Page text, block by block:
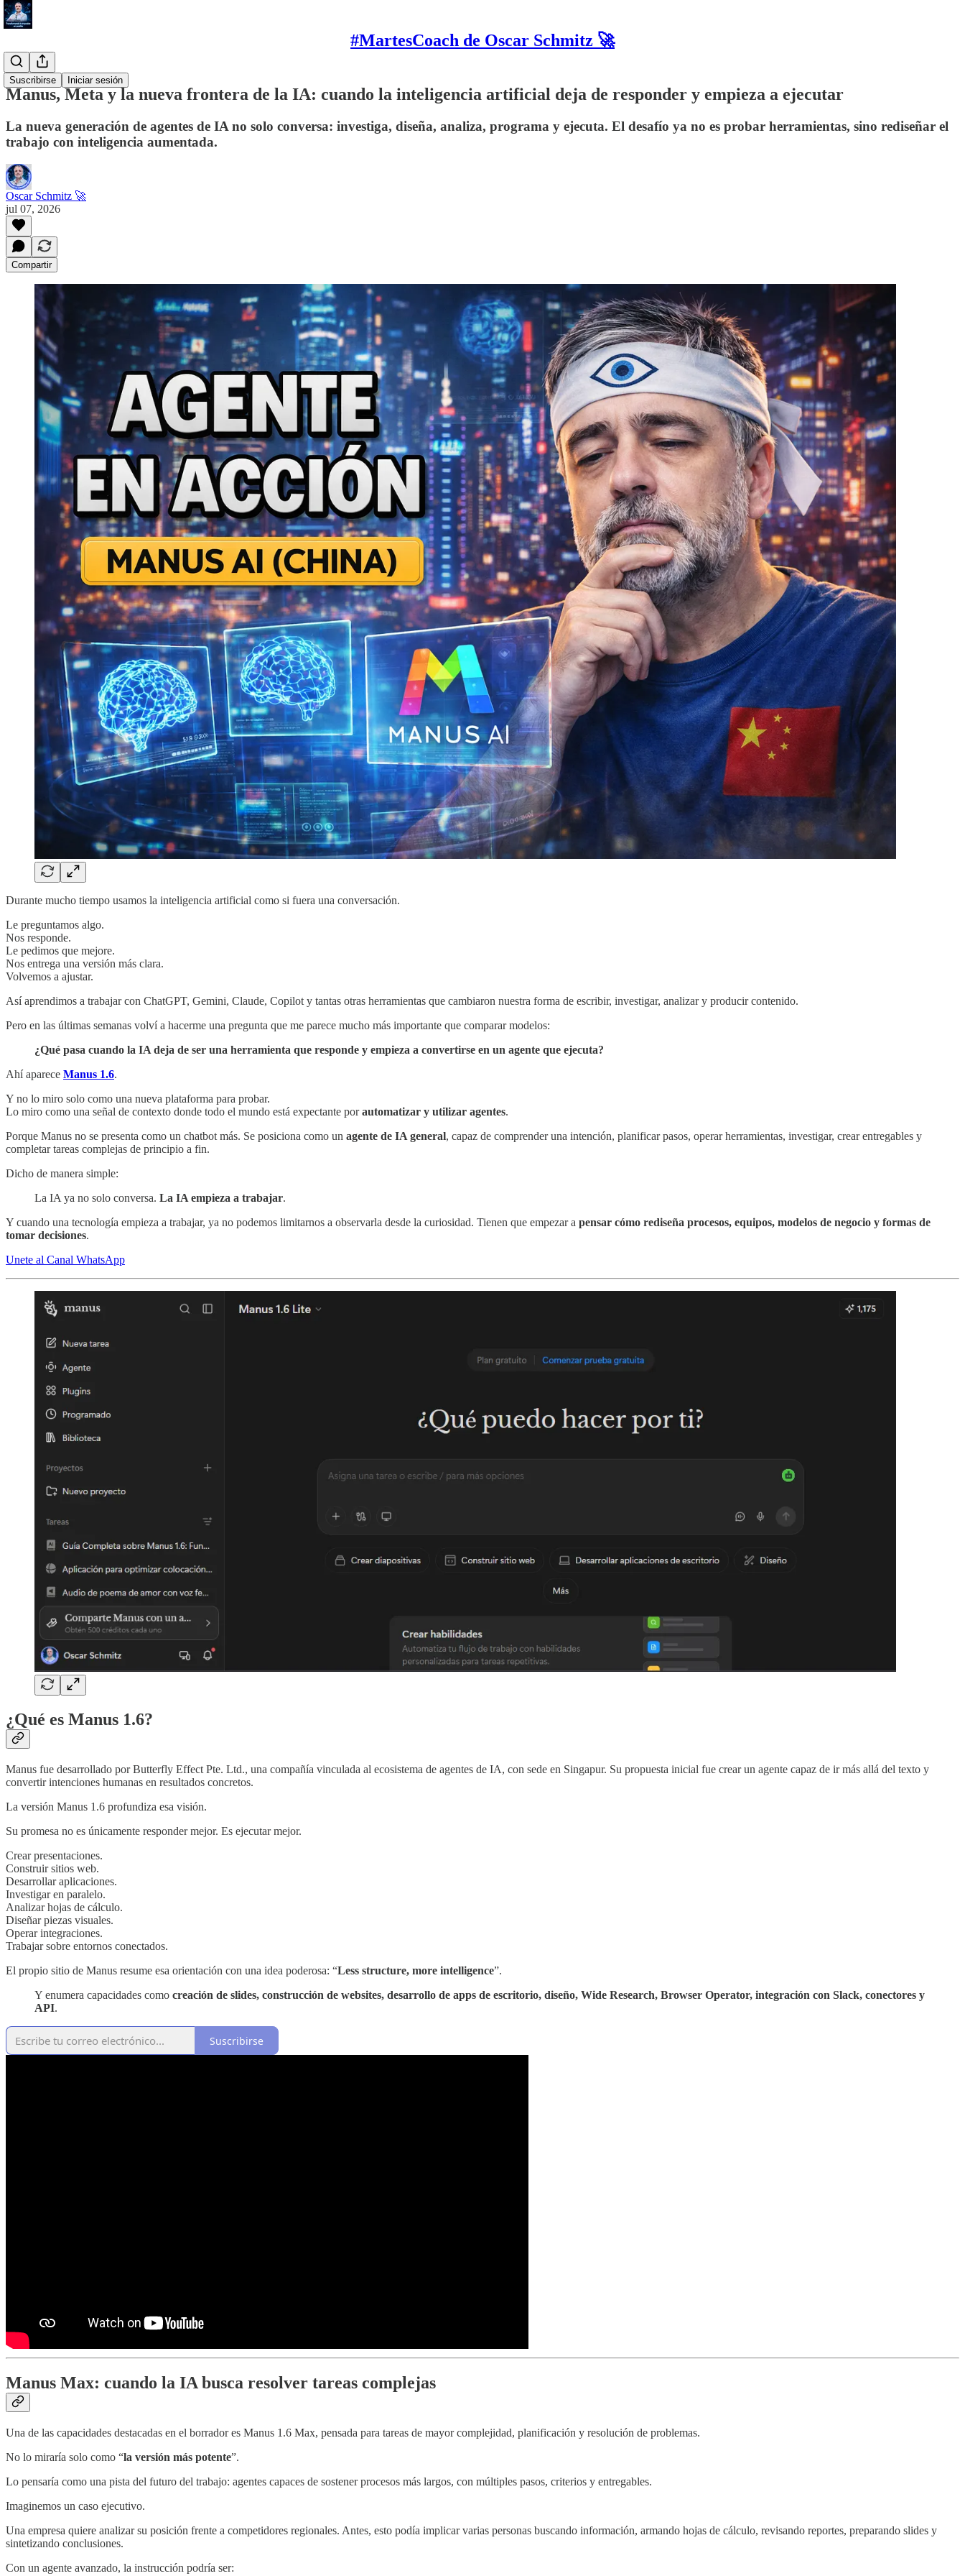
#MartesCoach de Oscar Schmitz 🚀
Suscribirse Iniciar sesión
#TechHub
Manus, Meta y la nueva frontera de la IA: cuando la inteligencia artificial deja de responder y empieza a ejecutar
La nueva generación de agentes de IA no solo conversa: investiga, diseña, analiza, programa y ejecuta. El desafío ya no es probar herramientas, sino rediseñar el
trabajo con inteligencia aumentada.
Oscar Schmitz 🚀
jul 07, 2026
Compartir
Durante mucho tiempo usamos la inteligencia artificial como si fuera una conversación.
Le preguntamos algo.
Nos responde.
Le pedimos que mejore.
Nos entrega una versión más clara.
Volvemos a ajustar.
Así aprendimos a trabajar con ChatGPT, Gemini, Claude, Copilot y tantas otras herramientas que cambiaron nuestra forma de escribir, investigar, analizar y producir contenido.
Pero en las últimas semanas volví a hacerme una pregunta que me parece mucho más importante que comparar modelos:
¿Qué pasa cuando la IA deja de ser una herramienta que responde y empieza a convertirse en un agente que ejecuta?
Ahí aparece Manus 1.6.
Y no lo miro solo como una nueva plataforma para probar.
Lo miro como una señal de contexto donde todo el mundo está expectante porautomatizar y utilizar agentes.
Porque Manus no se presenta como un chatbot más. Se posiciona como un agente de IA general, capaz de comprender una intención, planificar pasos, operar herramientas, investigar, crear entregables y
completar tareas complejas de principio a fin.
Dicho de manera simple:
La IA ya no solo conversa. La IA empieza a trabajar.
Y cuando una tecnología empieza a trabajar, ya no podemos limitarnos a observarla desde la curiosidad. Tienen que empezar a pensar cómo rediseña procesos, equipos, modelos de negocio y formas de
tomar decisiones.
Unete al Canal WhatsApp
¿Qué es Manus 1.6?
Manus fue desarrollado por Butterfly Effect Pte. Ltd., una compañía vinculada al ecosistema de agentes de IA, con sede en Singapur. Su propuesta inicial fue crear un agente capaz de ir más allá del texto y
convertir intenciones humanas en resultados concretos.
La versión Manus 1.6 profundiza esa visión.
Su promesa no es únicamente responder mejor. Es ejecutar mejor.
Crear presentaciones.
Construir sitios web.
Desarrollar aplicaciones.
Investigar en paralelo.
Analizar hojas de cálculo.
Diseñar piezas visuales.
Operar integraciones.
Trabajar sobre entornos conectados.
El propio sitio de Manus resume esa orientación con una idea poderosa: “Less structure, more intelligence”.
Y enumera capacidades como creación de slides, construcción de websites, desarrollo de apps de escritorio, diseño, Wide Research, Browser Operator, integración con Slack, conectores y
API.
Suscribirse
Manus Max: cuando la IA busca resolver tareas complejas
Una de las capacidades destacadas en el borrador es Manus 1.6 Max, pensada para tareas de mayor complejidad, planificación y resolución de problemas.
No lo miraría solo como “la versión más potente”.
Lo pensaría como una pista del futuro del trabajo: agentes capaces de sostener procesos más largos, con múltiples pasos, criterios y entregables.
Imaginemos un caso ejecutivo.
Una empresa quiere analizar su posición frente a competidores regionales. Antes, esto podía implicar varias personas buscando información, armando hojas de cálculo, revisando reportes, preparando slides y
sintetizando conclusiones.
Con un agente avanzado, la instrucción podría ser: